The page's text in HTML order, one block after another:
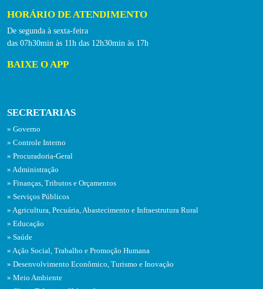
SECRETARIAS
Governo
Controle Interno
Procuradoria-Geral
Administração
Finanças, Tributos e Orçamentos
Serviços Públicos
Agricultura, Pecuária, Abastecimento e Infraestrutura Rural
Educação
Saúde
Ação Social, Trabalho e Promoção Humana
Desenvolvimento Econômico, Turismo e Inovação
Meio Ambiente
HORÁRIO DE ATENDIMENTO
De segunda à sexta-feira
das 07h30min às 11h das 12h30min às 17h
BAIXE O APP